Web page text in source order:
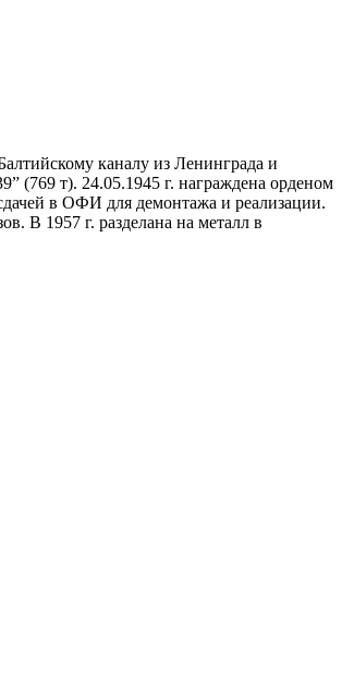
каналу из Ленинграда и
(769 т). 24.05.1945 г. награждена орденом
в ОФИ для демонтажа и реализации.
В 1957 г. разделана на металл в